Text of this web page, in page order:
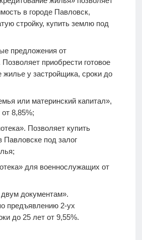
в городе Павловск,
стройку, купить землю под
предложения от
приобрести готовое
жилье у застройщика, сроки до
или материнский капитал»,
8,85%;
Позволяет купить
Павловске под залог
для военнослужащих от
документам».
предъявлению 2-ух
до 25 лет от 9,55%.